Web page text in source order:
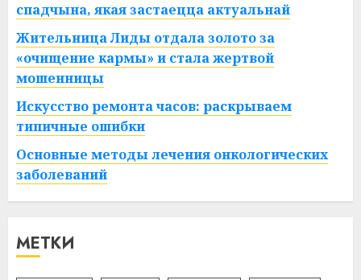
спадчына, якая застаецца актуальнай
Жительница Лиды отдала золото за
«очищение кармы» и стала жертвой
мошенницы
Искусство ремонта часов: раскрываем
типичные ошибки
Основные методы лечения онкологических
заболеваний
МЕТКИ